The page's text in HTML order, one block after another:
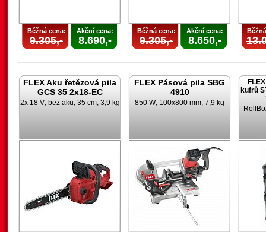
Běžná cena:
9.305,-
Akční cena:
8.690,-
Běžná cena:
9.305,-
Akční cena:
8.650,-
FLEX Aku řetězová pila
GCS 35 2x18-EC
2x 18 V; bez aku; 35 cm; 3,9 kg
FLEX Pásová pila SBG
4910
850 W; 100x800 mm; 7,9 kg
kufrů